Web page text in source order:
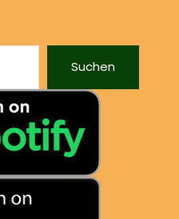
Suchen